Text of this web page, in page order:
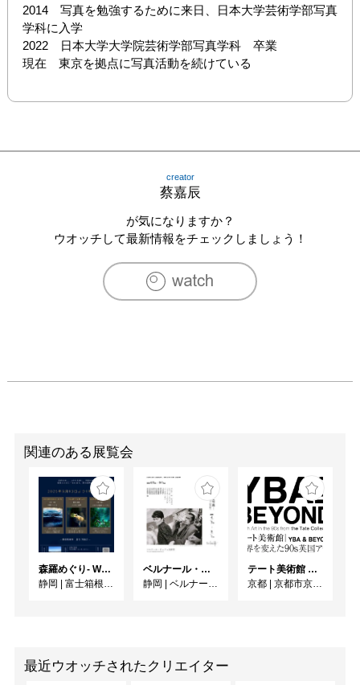
2014　写真を勉強するために来日、日本大学芸術学部写真
学科に入学
2022　日本大学大学院芸術学部写真学科　卒業
現在　東京を拠点に写真活動を続けている
creator
蔡嘉辰
が気になりますか？
ウオッチして最新情報をチェックしましょう！
関連のある展覧会
森羅めぐり- Wandering in Shinra -
静岡 | 富士箱根カントリークラブ
ベルナール・ビュフェと写真 ーカメラがとらえたビュフェとその時代、そして21 世紀へ
静岡 | ベルナール・ビュフェ美術館
テート美術館 ― YBA & BEYOND 世界を変えた90s英国アート
京都 | 京都市京セラ美術館
最近ウオッチされたクリエイター